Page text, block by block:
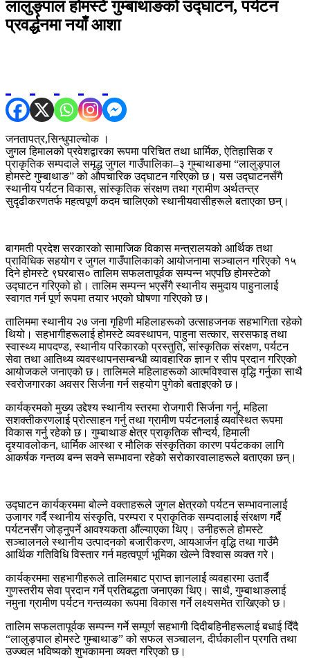
लालुङ्पाल होमस्टे गुम्बाथाङको उद्घाटन, पर्यटन
प्रवर्द्धनमा नयाँ आशा
जनतापत्र,सिन्धुपाल्चोक ।
जुगल हिमालको प्रवेशद्वारका रूपमा परिचित तथा धार्मिक, ऐतिहासिक र
प्राकृतिक सम्पदाले समृद्ध जुगल गाउँपालिका–३ गुम्बाथाङमा “लालुङ्पाल
होमस्टे गुम्बाथाङ” को औपचारिक उद्घाटन गरिएको छ। यस उद्घाटनसँगै
स्थानीय पर्यटन विकास, सांस्कृतिक संरक्षण तथा ग्रामीण अर्थतन्त्र
सुदृढीकरणतर्फ महत्वपूर्ण कदम चालिएको स्थानीयवासीहरूले बताएका छन्।
बागमती प्रदेश सरकारको सामाजिक विकास मन्त्रालयको आर्थिक तथा
प्राविधिक सहयोग र जुगल गाउँपालिकाको आयोजनामा सञ्चालन गरिएको १५
दिने होमस्टे ९घरबास० तालिम सफलतापूर्वक सम्पन्न भएपछि होमस्टेको
उद्घाटन गरिएको हो। तालिम सम्पन्न भएसँगै स्थानीय समुदाय पाहुनालाई
स्वागत गर्न पूर्ण रूपमा तयार भएको घोषणा गरिएको छ।
तालिममा स्थानीय २७ जना गृहिणी महिलाहरूको उत्साहजनक सहभागिता रहेको
थियो। सहभागीहरूलाई होमस्टे व्यवस्थापन, पाहुना सत्कार, सरसफाइ तथा
स्वास्थ्य मापदण्ड, स्थानीय परिकारको प्रस्तुति, सांस्कृतिक संरक्षण, पर्यटन
सेवा तथा आतिथ्य व्यवस्थापनसम्बन्धी व्यावहारिक ज्ञान र सीप प्रदान गरिएको
आयोजकले जनाएको छ। तालिमले महिलाहरूको आत्मविश्वास वृद्धि गर्नुका साथै
स्वरोजगारका अवसर सिर्जना गर्न सहयोग पुगेको बताइएको छ।
कार्यक्रमको मुख्य उद्देश्य स्थानीय स्तरमा रोजगारी सिर्जना गर्नु, महिला
सशक्तीकरणलाई प्रोत्साहन गर्नु तथा ग्रामीण पर्यटनलाई व्यवस्थित रूपमा
विकास गर्नु रहेको छ। गुम्बाथाङ क्षेत्र प्राकृतिक सौन्दर्य, हिमाली
दृश्यावलोकन, धार्मिक आस्था र मौलिक संस्कृतिका कारण पर्यटकका लागि
आकर्षक गन्तव्य बन्न सक्ने सम्भावना रहेको सरोकारवालाहरूले बताएका छन्।
उद्घाटन कार्यक्रममा बोल्ने वक्ताहरूले जुगल क्षेत्रको पर्यटन सम्भावनालाई
उजागर गर्दै स्थानीय संस्कृति, परम्परा र प्राकृतिक सम्पदालाई संरक्षण गर्दै
पर्यटनसँग जोड्नुपर्ने आवश्यकता औंल्याएका थिए। उनीहरूले होमस्टे
सञ्चालनले स्थानीय उत्पादनको बजारीकरण, आयआर्जन वृद्धि तथा गाउँमै
आर्थिक गतिविधि विस्तार गर्न महत्वपूर्ण भूमिका खेल्ने विश्वास व्यक्त गरे।
कार्यक्रममा सहभागीहरूले तालिमबाट प्राप्त ज्ञानलाई व्यवहारमा उतार्दै
गुणस्तरीय सेवा प्रदान गर्ने प्रतिबद्धता जनाएका थिए। साथै, गुम्बाथाङलाई
नमुना ग्रामीण पर्यटन गन्तव्यका रूपमा विकास गर्ने लक्ष्यसमेत राखिएको छ।
तालिम सफलतापूर्वक सम्पन्न गर्ने सम्पूर्ण सहभागी दिदीबहिनीहरूलाई बधाई दिँदै
“लालुङ्पाल होमस्टे गुम्बाथाङ” को सफल सञ्चालन, दीर्घकालीन प्रगति तथा
उज्ज्वल भविष्यको शुभकामना व्यक्त गरिएको छ।